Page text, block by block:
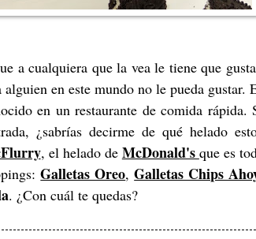
a cualquiera que la vea le tiene que
en este mundo no le pueda gustar.
en un restaurante de comida rápida.
¿sabrías decirme de qué helado
, el helado de McDonald's que es
Galletas Oreo,Galletas Chips
. ¿Con cuál te quedas?